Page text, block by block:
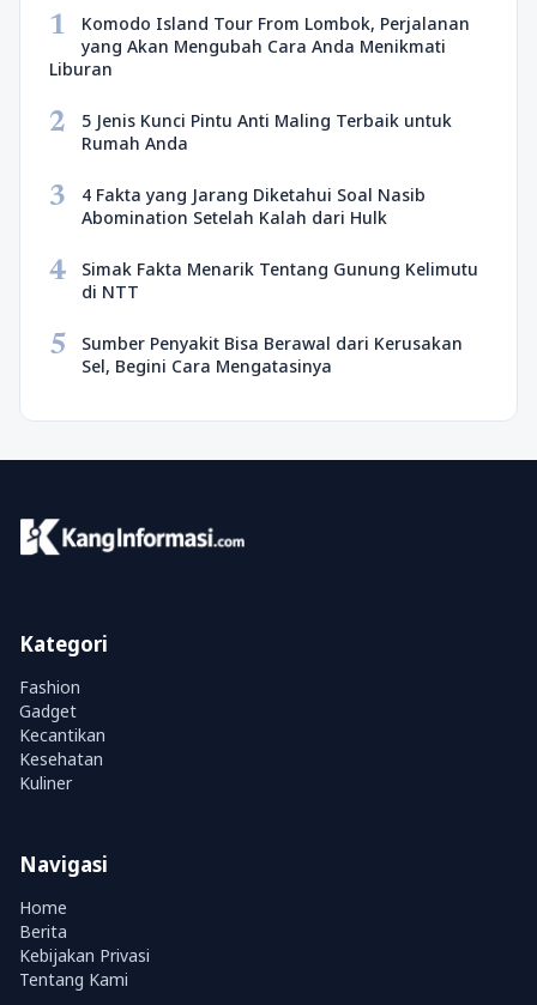
1
Komodo Island Tour From Lombok, Perjalanan
yang Akan Mengubah Cara Anda Menikmati
Liburan
2
5 Jenis Kunci Pintu Anti Maling Terbaik untuk
Rumah Anda
3
4 Fakta yang Jarang Diketahui Soal Nasib
Abomination Setelah Kalah dari Hulk
4
Simak Fakta Menarik Tentang Gunung Kelimutu
di NTT
5
Sumber Penyakit Bisa Berawal dari Kerusakan
Sel, Begini Cara Mengatasinya
Kategori
Fashion
Gadget
Kecantikan
Kesehatan
Kuliner
Navigasi
Home
Berita
Kebijakan Privasi
Tentang Kami